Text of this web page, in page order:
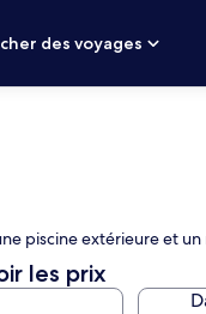
des voyages
piscine extérieure et un
les prix